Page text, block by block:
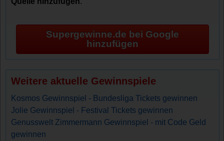
Supergewinne.de bei Google
hinzufügen
Weitere aktuelle Gewinnspiele
Kosmos Gewinnspiel - Bundesliga Tickets gewinnen
Jolie Gewinnspiel - Festival Tickets gewinnen
Genusswelt Zimmermann Gewinnspiel - mit Code Geld
gewinnen